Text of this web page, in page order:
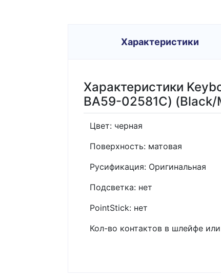
Характеристики
Характеристики
BA59-02581C) (Black/
Цвет: черная
Поверхность: матовая
Русификация: Оригинальная
Подсветка: нет
PointStick: нет
Кол-во контактов в шлейфе